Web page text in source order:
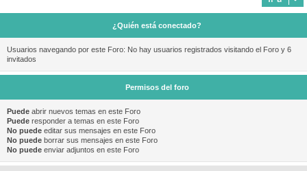
¿Quién está conectado?
Usuarios navegando por este Foro: No hay usuarios registrados visitando el Foro y 6
invitados
Permisos del foro
Puede abrir nuevos temas en este Foro
Puede responder a temas en este Foro
No puede editar sus mensajes en este Foro
No puede borrar sus mensajes en este Foro
No puede enviar adjuntos en este Foro